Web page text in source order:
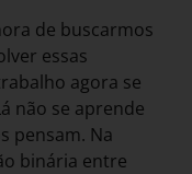
de buscarmos
essas
agora se
não se aprende
pensam. Na
binária entre